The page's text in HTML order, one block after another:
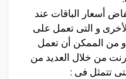
أسعار الباقات عند
و التى تعمل على
من الممكن أن تعمل
من خلال العديد من
تتمثل فى :